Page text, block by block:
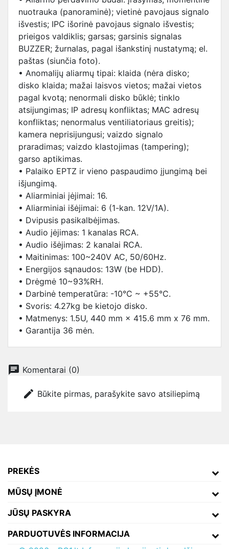
nuotrauka (panoraminė); vietinė pavojaus signalo
išvestis; IPC išorinė pavojaus signalo išvestis;
prieigos valdiklis; garsas; garsinis signalas
BUZZER; žurnalas, pagal išankstinį nustatymą; el.
paštas (siunčia foto).
• Anomalijų aliarmų tipai: klaida (nėra disko;
disko klaida; mažai laisvos vietos; mažai vietos
pagal kvotą; nenormali disko būklė; tinklo
atsijungimas; IP adresų konfliktas; MAC adresų
konfliktas; nenormalus ventiliatoriaus greitis);
kamera neprisijungusi; vaizdo signalo
praradimas; vaizdo klastojimas (tampering);
garso aptikimas.
• Palaiko EPTZ ir vieno paspaudimo įjungimą bei
išjungimą.
• Aliarminiai įėjimai: 16.
• Aliarminiai išėjimai: 6 (1-kan. 12V/1A).
• Dvipusis pasikalbėjimas.
• Audio įėjimas: 1 kanalas RCA.
• Audio išėjimas: 2 kanalai RCA.
• Maitinimas: 100~240V AC, 50/60Hz.
• Energijos sąnaudos: 13W (be HDD).
• Drėgmė 10~93%RH.
• Darbinė temperatūra: -10°C ~ +55°C.
• Svoris: 4.27kg be kietojo disko.
• Matmenys: 1.5U, 440 mm × 415.6 mm x 76 mm.
• Garantija 36 mėn.
chat Komentarai (0)
edit Būkite pirmas, parašykite savo atsiliepimą
PREKĖS
MŪSŲ ĮMONĖ
JŪSŲ PASKYRA
PARDUOTUVĖS INFORMACIJA